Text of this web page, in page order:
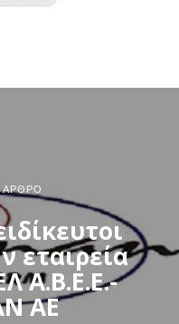
εταιρεία
Α.Β.Ε.Ε.-
ΑΕ